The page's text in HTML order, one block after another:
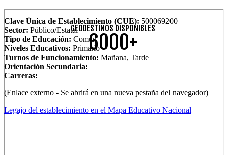
Clave Única de Establecimiento (CUE): 500069200
Sector: Público/Estatal
Tipo de Educación: Común
Niveles Educativos: Primario
Turnos de Funcionamiento: Mañana, Tarde
Orientación Secundaria:
Carreras:
(Enlace externo - Se abrirá en una nueva pestaña del navegador)
Legajo del establecimiento en el Mapa Educativo Nacional
GEODESTINOS DISPONIBLES
6000+